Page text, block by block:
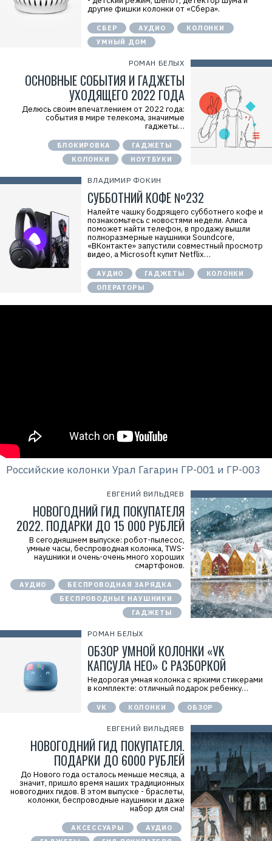
другие фишки колонки от «Сбера».
СБЕР АУДИО
КОЛОНКИ
УМНЫЙ ДОМ
РОМАН БЕЛЫХ
ОСНОВНЫЕ СОБЫТИЯ И ГАДЖЕТЫ
УХОДЯЩЕГО 2022 ГОДА
Делюсь своим впечатлением от 2022 года:
события в мире телекома, значимые
гаджеты…
БЛОКИРОВКА
ГАДЖЕТЫ
КОЛОНКИ
НОУТБУКИ
ВЛАДИМИР ФОКИН
СУББОТНИЙ КОФЕ №232
Налейте чашку бодрящего субботнего кофе и
познакомьтесь с новостями недели. Алиса
поможет найти телефон, в продажу вышли
полноразмерные наушники Soundcore,
«ВКонтакте» запустили совместный просмотр
видео, а Microsoft купит Netflix…
АУДИО ГАДЖЕТЫ
КОЛОНКИ
ОПЕРАТОРЫ
ЕВГЕНИЙ ВИЛЬДЯЕВ
НОВОГОДНИЙ ГИД ПОКУПАТЕЛЯ
2022. ПОДАРКИ ДО 15 000 РУБЛЕЙ
В сегодняшнем выпуске: робот-пылесос,
умные часы, беспроводная колонка, TWS-
наушники и очень-очень много хороших
смартфонов.
АУДИО
БЕСПРОВОДНАЯ ЗАРЯДКА
БЕСПРОВОДНЫЕ НАУШНИКИ
ГАДЖЕТЫ
РОМАН БЕЛЫХ
ОБЗОР УМНОЙ КОЛОНКИ «VK
КАПСУЛА НЕО» С РАЗБОРКОЙ
Недорогая умная колонка с яркими стикерами
в комплекте: отличный подарок ребенку…
VK КОЛОНКИ ОБЗОР
ЕВГЕНИЙ ВИЛЬДЯЕВ
НОВОГОДНИЙ ГИД ПОКУПАТЕЛЯ.
ПОДАРКИ ДО 6000 РУБЛЕЙ
До Нового года осталось меньше месяца, а
значит, пришло время наших традиционных
новогодних гидов. В этом выпуске - браслеты,
колонки, беспроводные наушники и даже
набор для сна!
АКСЕССУАРЫ
АУДИО
Российские колонки Урал Гагарин ГР-001 и ГР-003